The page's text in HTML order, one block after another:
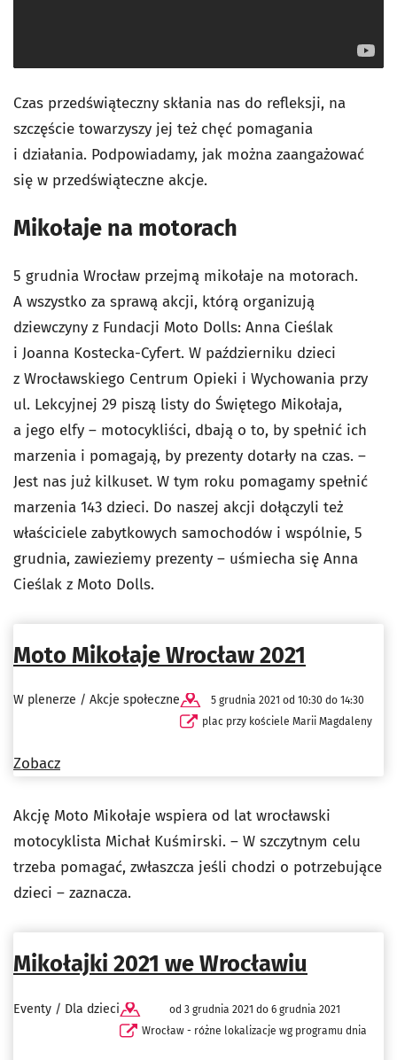
Czas przedświąteczny skłania nas do refleksji, na
szczęście towarzyszy jej też chęć pomagania
i działania. Podpowiadamy, jak można zaangażować
się w przedświąteczne akcje.
Mikołaje na motorach
5 grudnia Wrocław przejmą mikołaje na motorach.
A wszystko za sprawą akcji, którą organizują
dziewczyny z Fundacji Moto Dolls: Anna Cieślak
i Joanna Kostecka-Cyfert. W październiku dzieci
z Wrocławskiego Centrum Opieki i Wychowania przy
ul. Lekcyjnej 29 piszą listy do Świętego Mikołaja,
a jego elfy – motocykliści, dbają o to, by spełnić ich
marzenia i pomagają, by prezenty dotarły na czas. –
Jest nas już kilkuset. W tym roku pomagamy spełnić
marzenia 143 dzieci. Do naszej akcji dołączyli też
właściciele zabytkowych samochodów i wspólnie, 5
grudnia, zawieziemy prezenty – uśmiecha się Anna
Cieślak z Moto Dolls.
Moto Mikołaje Wrocław 2021
W plenerze / Akcje społeczne
5 grudnia 2021 od 10:30 do 14:30
plac przy kościele Marii Magdaleny
Zobacz
Akcję Moto Mikołaje wspiera od lat wrocławski
motocyklista Michał Kuśmirski. – W szczytnym celu
trzeba pomagać, zwłaszcza jeśli chodzi o potrzebujące
dzieci – zaznacza.
Mikołajki 2021 we Wrocławiu
Eventy / Dla dzieci
od 3 grudnia 2021 do 6 grudnia 2021
Wrocław - różne lokalizacje wg programu dnia